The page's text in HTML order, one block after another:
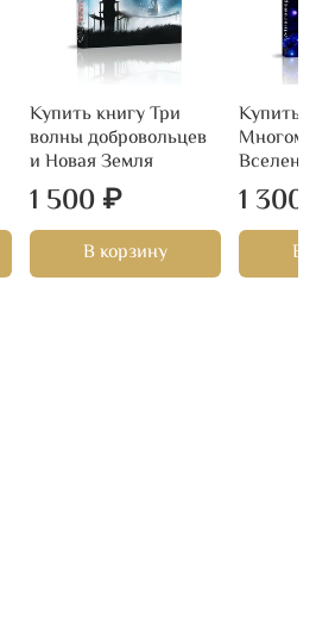
Купить книгу Три
волны добровольцев
и Новая Земля
1 500 ₽
В корзину
Купить
1
В